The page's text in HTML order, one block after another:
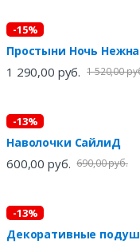
-15%
Простыни Ночь Нежна
1 290,00 руб. 1 520,00
-13%
Наволочки СайлиД
600,00 руб. 690,00 руб.
-13%
Декоративные